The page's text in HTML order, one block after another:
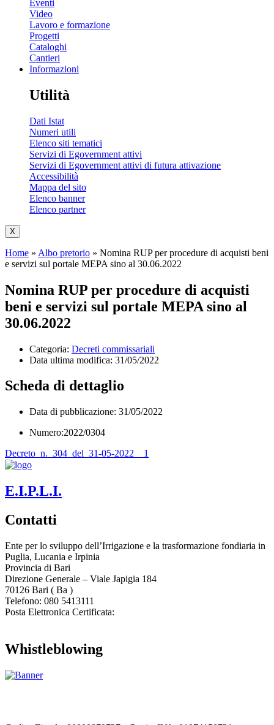
Eventi
Video
Lavoro e formazione
Progetti
Cataloghi
Cantieri
Informazioni
Utilità
Dati Istat
Numeri utili
Elenco siti tematici
Servizi di Egovernment attivi
Servizi di Egovernment attivi di futura attivazione
Accessibilità
Mappa del sito
Elenco banner
Elenco partner
X
Home » Albo pretorio » Nomina RUP per procedure di acquisti beni
e servizi sul portale MEPA sino al 30.06.2022
Nomina RUP per procedure di acquisti
beni e servizi sul portale MEPA sino al
30.06.2022
Categoria: Decreti commissariali
Data ultima modifica: 31/05/2022
Scheda di dettaglio
Data di pubblicazione: 31/05/2022
Numero:2022/0304
Decreto_n._304_del_31-05-2022__1
E.I.P.L.I.
Contatti
Ente per lo sviluppo dell’Irrigazione e la trasformazione fondiaria in
Puglia, Lucania e Irpinia
Provincia di Bari
Direzione Generale – Viale Japigia 184
70126 Bari ( Ba )
Telefono: 080 5413111
Posta Elettronica Certificata:
Whistleblowing